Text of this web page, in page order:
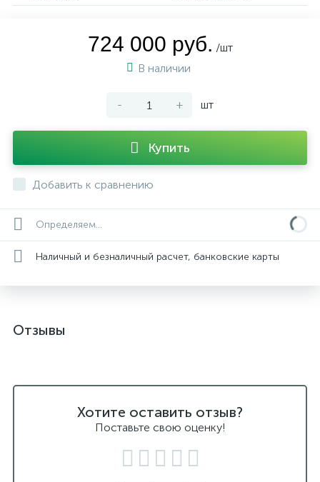
724 000 руб. /шт
В наличии
- + шт
Купить
Добавить к сравнению
Определяем...
Наличный и безналичный расчет, банковские карты
Отзывы
Хотите оставить отзыв?
Поставьте свою оценку!